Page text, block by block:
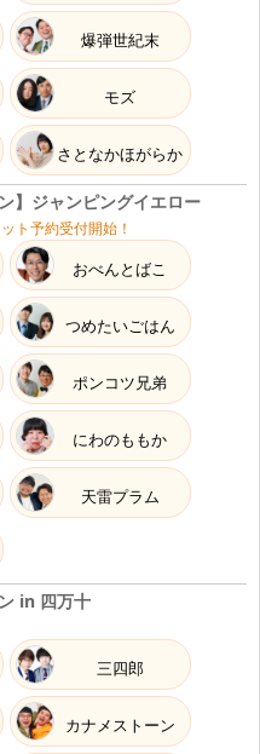
爆弾世紀末
モズ
さとなかほがらか
】ジャンピングイエロー
ト予約受付開始！
おべんとばこ
つめたいごはん
ポンコツ兄弟
にわのももか
天雷プラム
in 四万十
三四郎
カナメストーン